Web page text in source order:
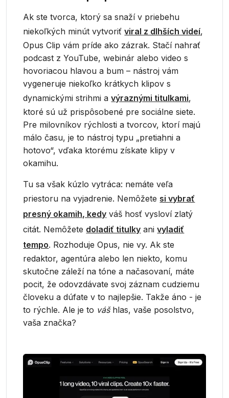
Ak ste tvorca, ktorý sa snaží v priebehu
niekoľkých minút vytvoriťviral z dlhších videí,
Opus Clip vám príde ako zázrak. Stačí nahrať
podcast z YouTube, webinár alebo video s
hovoriacou hlavou a bum – nástroj vám
vygeneruje niekoľko krátkych klipov s
dynamickými strihmi avýraznými titulkami,
ktoré sú už prispôsobené pre sociálne siete.
Pre milovníkov rýchlosti a tvorcov, ktorí majú
málo času, je to nástroj typu „pretiahni a
hotovo“, vďaka ktorému získate klipy v
okamihu.
Tu sa však kúzlo vytráca: nemáte veľa
priestoru na vyjadrenie. Nemôžete si vybrať
presný okamih, kedy váš hosť vysloví zlatý
citát. Nemôžete doladiť titulky anivyladiť
tempo. Rozhoduje Opus, nie vy. Ak ste
redaktor, agentúra alebo len niekto, komu
skutočne záleží na tóne a načasovaní, máte
pocit, že odovzdávate svoj záznam cudziemu
človeku a dúfate v to najlepšie. Takže áno - je
to rýchle. Ale je to vášhlas, vaše posolstvo,
vaša značka?